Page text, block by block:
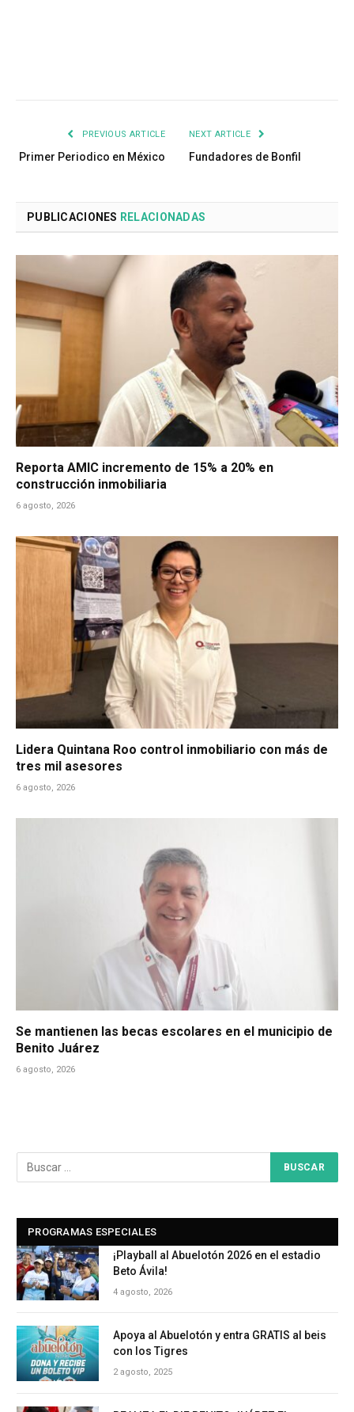
PREVIOUS ARTICLE
Primer Periodico en México
NEXT ARTICLE
Fundadores de Bonfil
PUBLICACIONES RELACIONADAS
Reporta AMIC incremento de 15% a 20% en
construcción inmobiliaria
6 agosto, 2026
Lidera Quintana Roo control inmobiliario con más de
tres mil asesores
6 agosto, 2026
Se mantienen las becas escolares en el municipio de
Benito Juárez
6 agosto, 2026
PROGRAMAS ESPECIALES
¡Playball al Abuelotón 2026 en el estadio
Beto Ávila!
4 agosto, 2026
Apoya al Abuelotón y entra GRATIS al beis
con los Tigres
2 agosto, 2025